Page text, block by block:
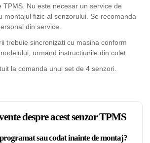
TPMS. Nu este necesar un service de
montajul fizic al senzorului. Se recomanda
din service.
trebuie sincronizati cu masina conform
urmand instructiunile din colet.
la comanda unui set de 4 senzori.
despre acest senzor TPMS
sau codat inainte de montaj?